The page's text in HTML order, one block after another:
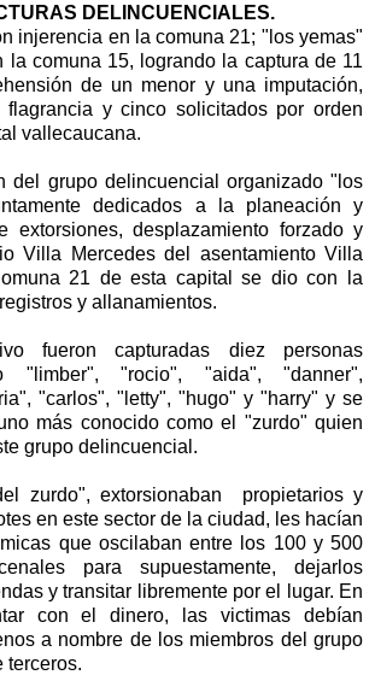
DELINCUENCIALES.
injerencia en la comuna 21; "los yemas"
la comuna 15, logrando la captura de 11
de un menor y una imputación,
y cinco solicitados por orden
vallecaucana.
del grupo delincuencial organizado "los
dedicados a la planeación y
extorsiones, desplazamiento forzado y
Villa Mercedes del asentamiento Villa
21 de esta capital se dio con la
y allanamientos.
fueron capturadas diez personas
"limber", "rocio", "aida", "danner",
"carlos", "letty", "hugo" y "harry" y se
más conocido como el "zurdo" quien
grupo delincuencial.
zurdo", extorsionaban propietarios y
en este sector de la ciudad, les hacían
que oscilaban entre los 100 y 500
para supuestamente, dejarlos
y transitar libremente por el lugar. En
con el dinero, las victimas debían
a nombre de los miembros del grupo
terceros.